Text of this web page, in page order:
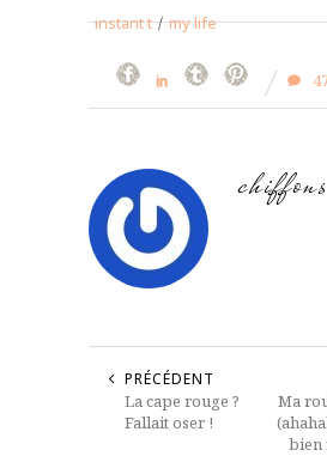
instant t / my life
PRÉCÉDENT
La cape rouge ?
Fallait oser !
Ma
bien